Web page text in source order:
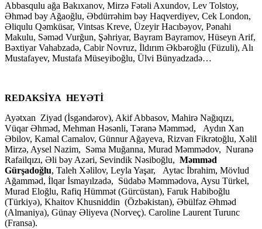
Abbasqulu ağa Bakıxanov, Mirzə Fətəli Axundov, Lev Tolstoy,
Əhməd bəy Ağaoğlu, Əbdürrəhim bəy Haqverdiyev, Cek London,
Əliqulu Qəmküsar, Vintsas Kreve, Üzeyir Hacıbəyov, Pənahi
Makulu, Səməd Vurğun, Şəhriyar, Bayram Bayramov, Hüseyn Arif,
Bəxtiyar Vahabzadə, Cabir Novruz, İldırım Əkbəroğlu (Füzuli), Alı
Mustafayev, Mustafa Müseyiboğlu, Ülvi Bünyadzadə…
REDAKSİYA HEYƏTİ
Ayətxan Ziyad (İsgəndərov), Akif Abbasov, Mahirə Nağıqızı,
Vüqar Əhməd, Mehman Həsənli, Təranə Məmməd, Aydın Xan
Əbilov, Kamal Camalov, Günnur Ağayeva, Rizvan Fikrətoğlu, Xəlil
Mirzə, Aysel Nazim, Səma Muğanna, Murad Məmmədov, Nuranə
Rafailqızı, Əli bəy Azəri, Sevindik Nəsiboğlu, Məmməd
Gürşadoğlu, Taleh Xəlilov, Leyla Yaşar, Aytac İbrahim, Mövlud
Ağamməd, İlqar İsmayılzadə, Südabə Məmmədova, Aysu Türkel,
Murad Eloğlu, Rafiq Hümmət (Gürcüstan), Faruk Habiboğlu
(Türkiyə), Khaitov Khusniddin (Özbəkistan), Əbülfəz Əhməd
(Almaniya), Günay Əliyeva (Norveç). Caroline Laurent Turunc
(Fransa).